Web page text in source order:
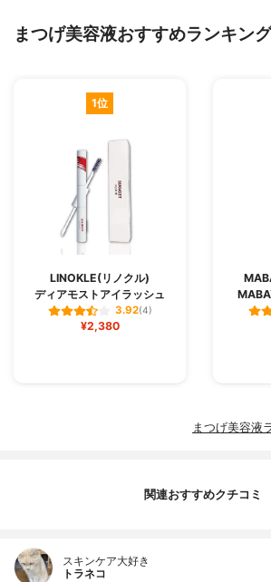
まつげ美容液おすすめランキング
1位
LINOKLE(リノクル)
ディアモストアイラッシュ
3.92(4)
¥2,380
まつげ美容液
関連おすすめクチコミ
スキンケア大好き
トラネコ